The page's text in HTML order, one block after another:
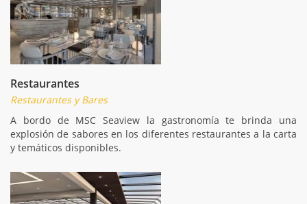
Restaurantes
Restaurantes y Bares
A bordo de MSC Seaview la gastronomía te brinda una
explosión de sabores en los diferentes restaurantes a la carta
y temáticos disponibles.